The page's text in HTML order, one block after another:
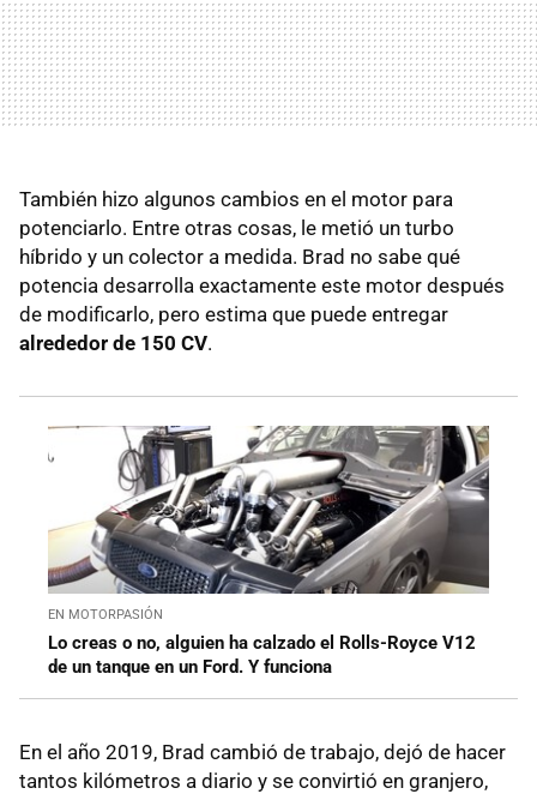
También hizo algunos cambios en el motor para
potenciarlo. Entre otras cosas, le metió un turbo
híbrido y un colector a medida. Brad no sabe qué
potencia desarrolla exactamente este motor después
de modificarlo, pero estima que puede entregar
alrededor de 150 CV.
EN MOTORPASIÓN
Lo creas o no, alguien ha calzado el Rolls-Royce V12
de un tanque en un Ford. Y funciona
En el año 2019, Brad cambió de trabajo, dejó de hacer
tantos kilómetros a diario y se convirtió en granjero,